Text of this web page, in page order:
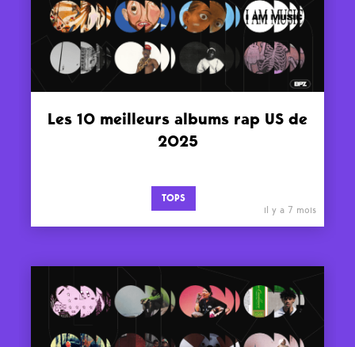
Les 10 meilleurs albums rap US de
2025
TOPS
il y a 7 mois